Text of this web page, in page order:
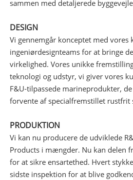
sammen med detaljerede
DESIGN
Vi gennemgår konceptet med vores
ingeniørdesignteams for at bringe
virkelighed. Vores unikke
teknologi og udstyr, vi giver vores
F&U-tilpassede marineprodukter,
forvente af specialfremstillet rustfrit
PRODUKTION
Vi kan nu producere de udviklede
Products i mængder. Nu kan delen
for at sikre ensartethed. Hvert
sidste inspektion for at blive